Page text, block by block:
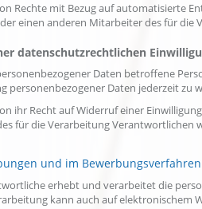
Rechte mit Bezug auf automatisierte
einen anderen Mitarbeiter des für die
datenschutzrechtlichen
Daten betroffene
personenbezogener Daten jederzeit zu
ihr Recht auf Widerruf einer
für die Verarbeitung Verantwortlichen
und im Bewerbungsverfahren
erhebt und verarbeitet die
kann auch auf elektronischem